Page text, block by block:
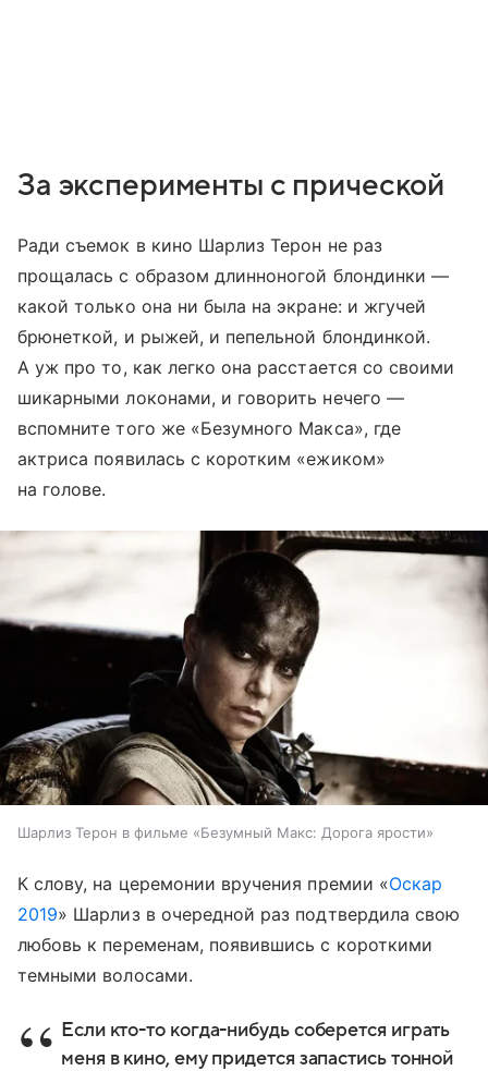
За эксперименты с прической
Ради съемок в кино Шарлиз Терон не раз
прощалась с образом длинноногой блондинки —
какой только она ни была на экране: и жгучей
брюнеткой, и рыжей, и пепельной блондинкой.
А уж про то, как легко она расстается со своими
шикарными локонами, и говорить нечего —
вспомните того же «Безумного Макса», где
актриса появилась с коротким «ежиком»
на голове.
Шарлиз Терон в фильме «Безумный Макс: Дорога ярости»
К слову, на церемонии вручения премии «Оскар
2019» Шарлиз в очередной раз подтвердила свою
любовь к переменам, появившись с короткими
темными волосами.
Если кто-то когда-нибудь соберется играть
меня в кино, ему придется запастись тонной